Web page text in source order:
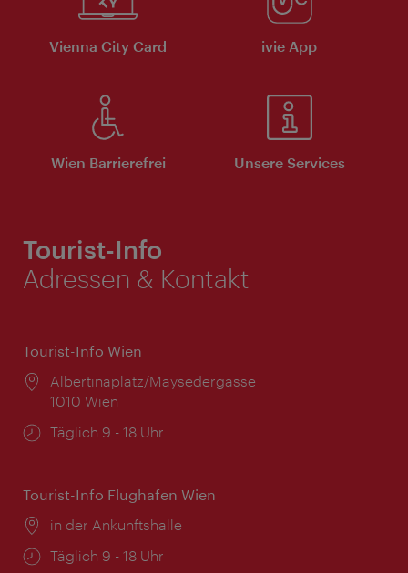
Vienna City Card ivie App
Wien Barrierefrei Unsere Services
Tourist-Info
Adressen & Kontakt
Tourist-Info Wien
Ort:
Albertinaplatz/Maysedergasse
1010 Wien
Öffnungszeiten:
Täglich 9 - 18 Uhr
Tourist-Info Flughafen Wien
Ort:
in der Ankunftshalle
Öffnungszeiten:
Täglich 9 - 18 Uhr